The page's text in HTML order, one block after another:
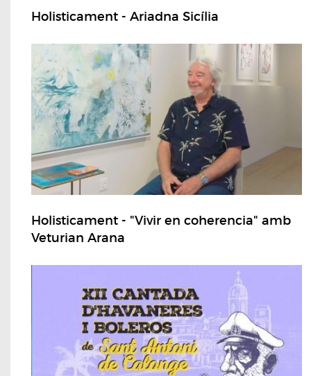
Holisticament - Ariadna Sicília
Holisticament - "Vivir en coherencia" amb
Veturian Arana